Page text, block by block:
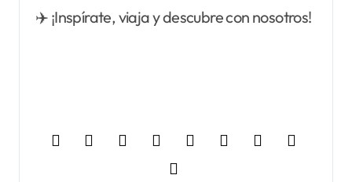
✈️ ¡Inspírate, viaja y descubre con nosotros!